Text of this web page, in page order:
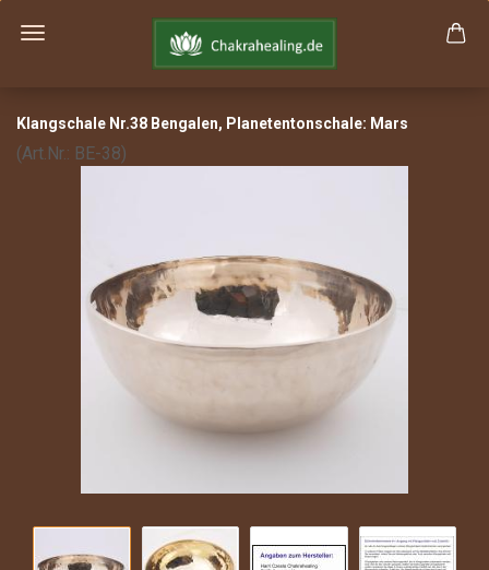
Klang­scha­le Nr.38 Ben­ga­len, Pla­ne­ten­ton­scha­le: Mars
(Art.Nr.: BE-38)